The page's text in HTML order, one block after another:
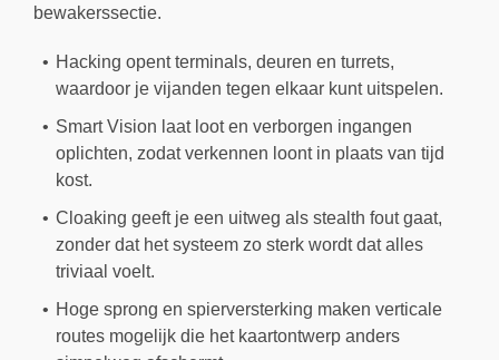
bewakerssectie.
Hacking opent terminals, deuren en turrets,
waardoor je vijanden tegen elkaar kunt uitspelen.
Smart Vision laat loot en verborgen ingangen
oplichten, zodat verkennen loont in plaats van tijd
kost.
Cloaking geeft je een uitweg als stealth fout gaat,
zonder dat het systeem zo sterk wordt dat alles
triviaal voelt.
Hoge sprong en spierversterking maken verticale
routes mogelijk die het kaartontwerp anders